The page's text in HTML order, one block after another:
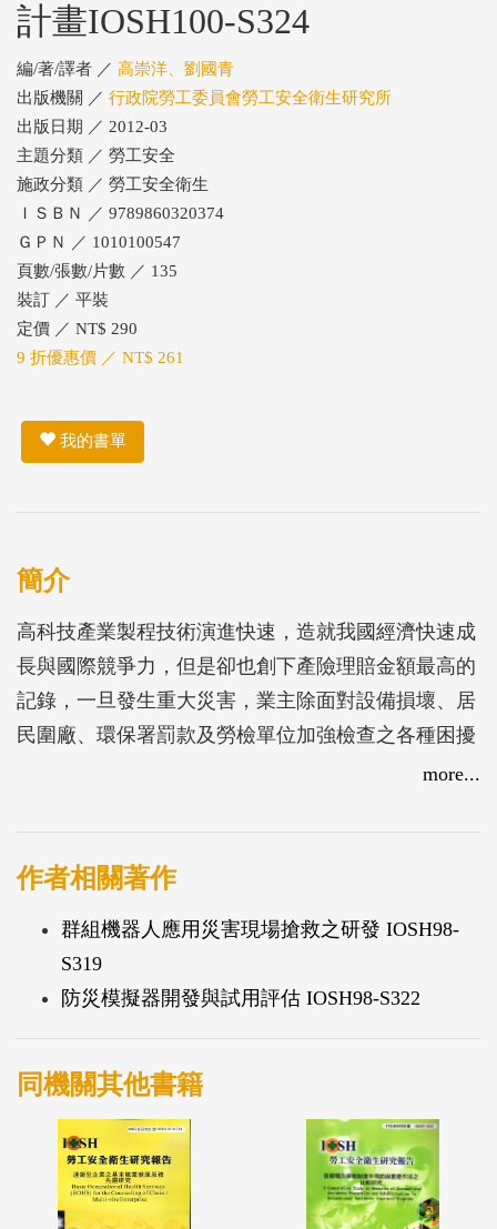
計畫IOSH100-S324
編/著/譯者 ／ 高崇洋、劉國青
出版機關 ／ 行政院勞工委員會勞工安全衛生研究所
出版日期 ／ 2012-03
主題分類 ／ 勞工安全
施政分類 ／ 勞工安全衛生
ＩＳＢＮ ／ 9789860320374
ＧＰＮ ／ 1010100547
頁數/張數/片數 ／ 135
裝訂 ／ 平裝
定價 ／ NT$ 290
9 折優惠價 ／ NT$ 261
我的書單
簡介
高科技產業製程技術演進快速，造就我國經濟快速成
長與國際競爭力，但是卻也創下產險理賠金額最高的
記錄，一旦發生重大災害，業主除面對設備損壞、居
民圍廠、環保署罰款及勞檢單位加強檢查之各種困擾
外，若發生員工傷亡，引發勞資糾紛，社會輿論攻擊
為能在災變發生時，有效降低人員傷亡與經濟上的損
失，訓練相關人員進行緊急應變演練與教育訓練是一
關人員培訓，致使目前雖有許多工廠想針對緊急應變
人員進行訓練，卻缺乏一套有效而合理的訓練課程。
有鑑於此，本計畫以製作緊急應變指引、防災監控指
引及緊急應變教材推廣用教材為目的，透過緊急應變
系統訓練雛型之製作，建置示範用之平台，並期透過
提升到一定標準。
本年度計劃主要分為兩部份，一為緊急應變系統訓練
雛型之製作，其中包括統整本所之防災監控系統軟
more...
作者相關著作
群組機器人應用災害現場搶救之研發 IOSH98-
S319
防災模擬器開發與試用評估 IOSH98-S322
同機關其他書籍